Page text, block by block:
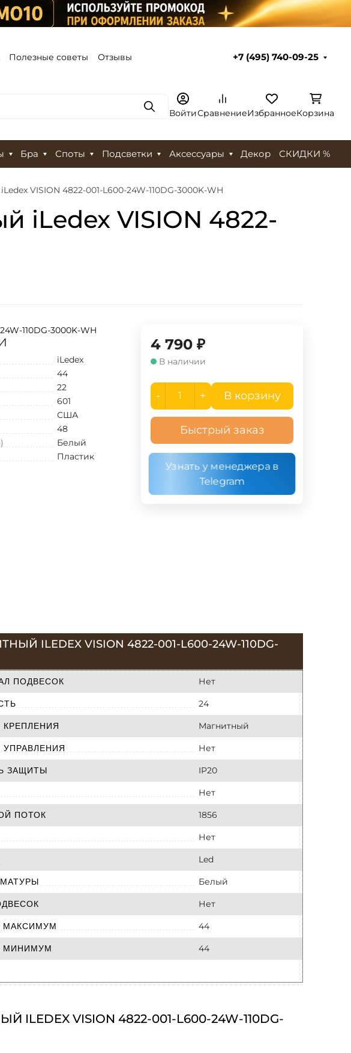
Полезные советы Отзывы +7 (495) 740-09-25
ПоискВойтиСравнениеИзбранноеКорзина
Бра Споты Подсветки Аксессуары Декор СКИДКИ %
VISION 4822-001-L600-24W-110DG-3000K-WH
iLedex VISION 4822-
110DG-3000K-WH
iLedex
44
22
601
США
48
Белый
Пластик
4 790 ₽
В наличии
- + В корзину
Быстрый заказ
Узнать у менеджера в
Telegram
VISION 4822-001-L600-24W-110DG-
ПОДВЕСОК Нет
24
Магнитный
Нет
ЗАЩИТЫ IP20
Нет
ПОТОК 1856
Нет
Led
Белый
Нет
МАКСИМУМ 44
МИНИМУМ 44
VISION 4822-001-L600-24W-110DG-